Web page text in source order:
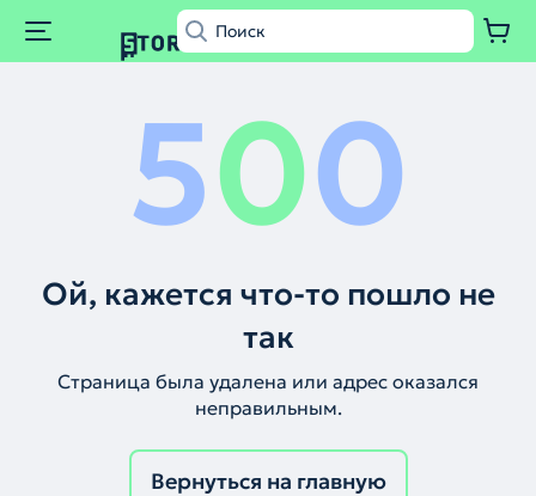
500
Ой, кажется что-то пошло не
так
Страница была удалена или адрес оказался
неправильным.
Вернуться на главную